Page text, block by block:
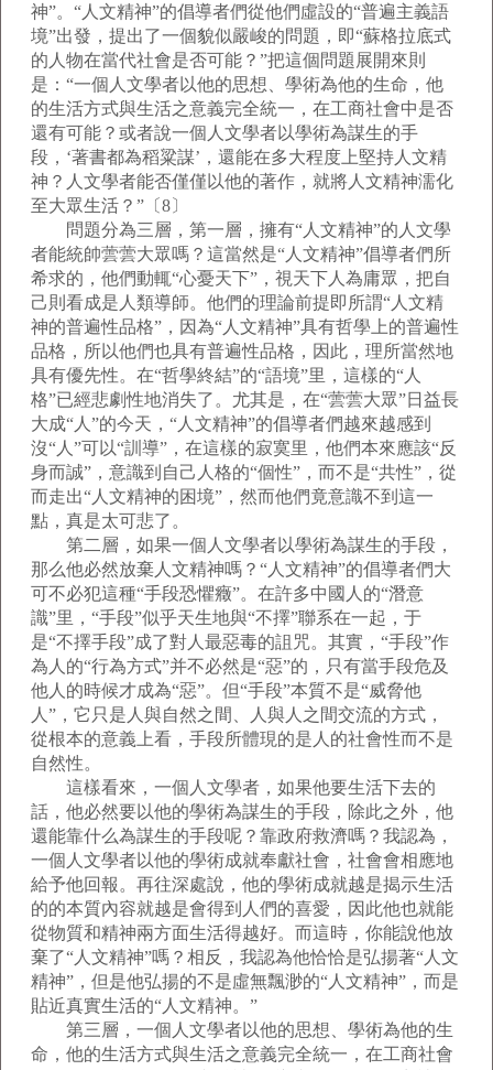
神”。“人文精神”的倡導者們從他們虛設的“普遍主義語
境”出發，提出了一個貌似嚴峻的問題，即“蘇格拉底式
的人物在當代社會是否可能？”把這個問題展開來則
是：“一個人文學者以他的思想、學術為他的生命，他
的生活方式與生活之意義完全統一，在工商社會中是否
還有可能？或者說一個人文學者以學術為謀生的手
段，‘著書都為稻粱謀’，還能在多大程度上堅持人文精
神？人文學者能否僅僅以他的著作，就將人文精神濡化
至大眾生活？”〔8〕
問題分為三層，第一層，擁有“人文精神”的人文學
者能統帥蕓蕓大眾嗎？這當然是“人文精神”倡導者們所
希求的，他們動輒“心憂天下”，視天下人為庸眾，把自
己則看成是人類導師。他們的理論前提即所謂“人文精
神的普遍性品格”，因為“人文精神”具有哲學上的普遍性
品格，所以他們也具有普遍性品格，因此，理所當然地
具有優先性。在“哲學終結”的“語境”里，這樣的“人
格”已經悲劇性地消失了。尤其是，在“蕓蕓大眾”日益長
大成“人”的今天，“人文精神”的倡導者們越來越感到
沒“人”可以“訓導”，在這樣的寂寞里，他們本來應該“反
身而誠”，意識到自己人格的“個性”，而不是“共性”，從
而走出“人文精神的困境”，然而他們竟意識不到這一
點，真是太可悲了。
第二層，如果一個人文學者以學術為謀生的手段，
那么他必然放棄人文精神嗎？“人文精神”的倡導者們大
可不必犯這種“手段恐懼癥”。在許多中國人的“潛意
識”里，“手段”似乎天生地與“不擇”聯系在一起，于
是“不擇手段”成了對人最惡毒的詛咒。其實，“手段”作
為人的“行為方式”并不必然是“惡”的，只有當手段危及
他人的時候才成為“惡”。但“手段”本質不是“威脅他
人”，它只是人與自然之間、人與人之間交流的方式，
從根本的意義上看，手段所體現的是人的社會性而不是
自然性。
這樣看來，一個人文學者，如果他要生活下去的
話，他必然要以他的學術為謀生的手段，除此之外，他
還能靠什么為謀生的手段呢？靠政府救濟嗎？我認為，
一個人文學者以他的學術成就奉獻社會，社會會相應地
給予他回報。再往深處說，他的學術成就越是揭示生活
的的本質內容就越是會得到人們的喜愛，因此他也就能
從物質和精神兩方面生活得越好。而這時，你能說他放
棄了“人文精神”嗎？相反，我認為他恰恰是弘揚著“人文
精神”，但是他弘揚的不是虛無飄渺的“人文精神”，而是
貼近真實生活的“人文精神。”
第三層，一個人文學者以他的思想、學術為他的生
命，他的生活方式與生活之意義完全統一，在工商社會